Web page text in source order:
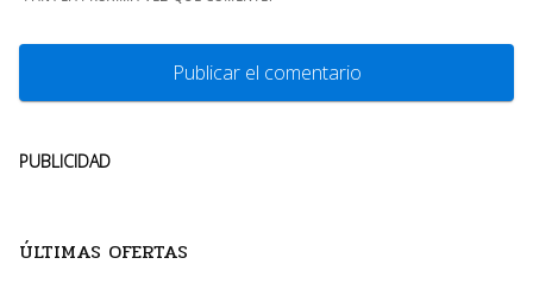
PUBLICIDAD
ÚLTIMAS OFERTAS